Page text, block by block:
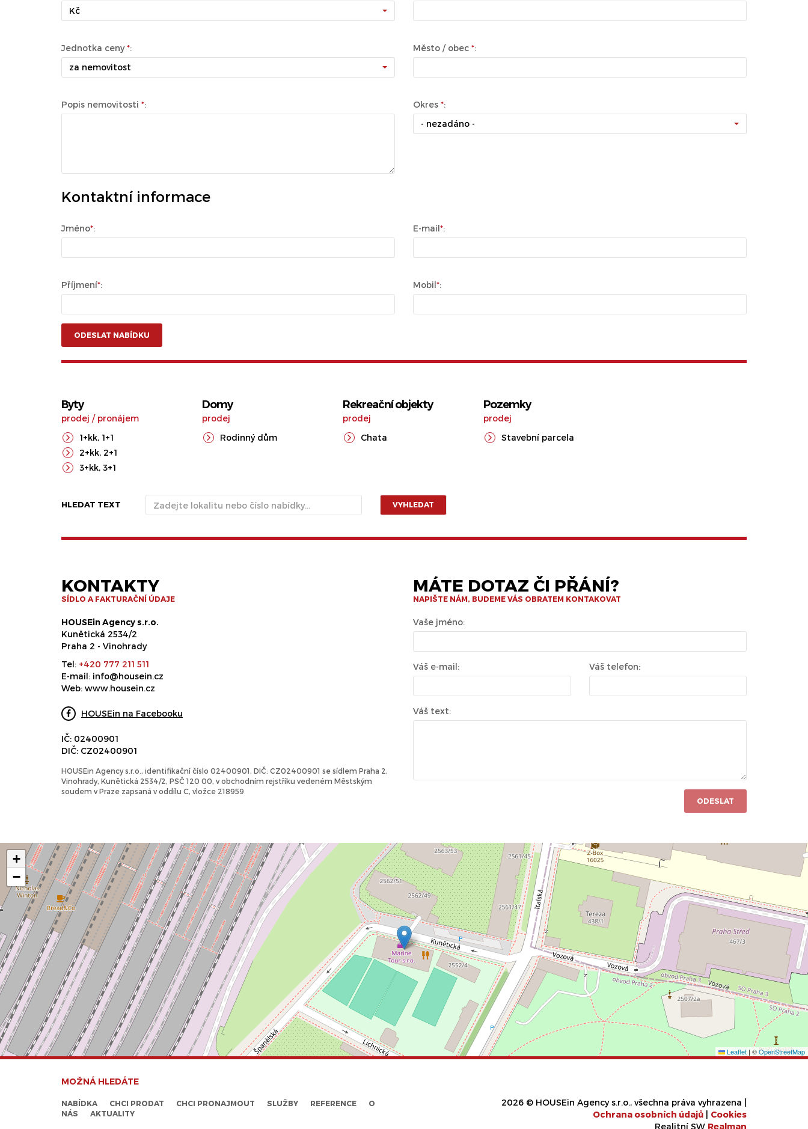
Kč
Jednotka ceny*:
za nemovitost
Popis nemovitosti *:
Město / obec *:
Okres *:
- nezadáno -
Kontaktní informace
Jméno*:
Příjmení*:
E-mail*:
Mobil*:
ODESLAT NABÍDKU
Byty
prodej / pronájem
1+kk, 1+1
2+kk, 2+1
3+kk, 3+1
Domy
prodej
Rodinný dům
Rekreační objekty
prodej
Chata
Pozemky
prodej
Stavební parcela
HLEDAT TEXT VYHLEDAT
KONTAKTY
SÍDLO A FAKTURAČNÍ ÚDAJE
HOUSEin Agency s.r.o.
Kunětická 2534/2
Praha 2 - Vinohrady
Tel: +420 777 211 511
E-mail: info@housein.cz
Web: www.housein.cz
HOUSEin na Facebooku
IČ: 02400901
DIČ: CZ02400901
HOUSEin Agency s.r.o., identifikační číslo 02400901, DIČ: CZ02400901 se sídlem Praha 2,
Vinohrady, Kunětická 2534/2, PSČ 120 00, v obchodním rejstříku vedeném Městským
soudem v Praze zapsaná v oddílu C, vložce 218959
MÁTE DOTAZ ČI PŘÁNÍ?
NAPIŠTE NÁM, BUDEME VÁS OBRATEM KONTAKOVAT
Vaše jméno:
Váš e-mail: Váš telefon:
Váš text:
ODESLAT
+
−
Leaflet |©OpenStreetMap
MOŽNÁ HLEDÁTE
NABÍDKA CHCI PRODAT CHCI PRONAJMOUT SLUŽBY REFERENCE
O
NÁS
AKTUALITY
2026 © HOUSEin Agency s.r.o., všechna práva vyhrazena |
Ochrana osobních údajů
Cookies
Realitní SW Realman